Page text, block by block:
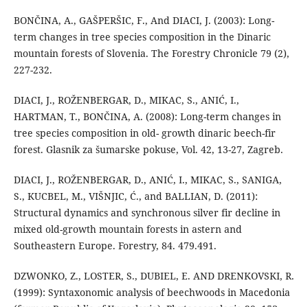
BONČINA, A., GAŠPERŠIC, F., And DIACI, J. (2003): Long-
term changes in tree species composition in the Dinaric
mountain forests of Slovenia. The Forestry Chronicle 79 (2),
227-232.
DIACI, J., ROŽENBERGAR, D., MIKAC, S., ANIĆ, I.,
HARTMAN, T., BONČINA, A. (2008): Long-term changes in
tree species composition in old- growth dinaric beech-fir
forest. Glasnik za šumarske pokuse, Vol. 42, 13-27, Zagreb.
DIACI, J., ROŽENBERGAR, D., ANIĆ, I., MIKAC, S., SANIGA,
S., KUCBEL, M., VIŠNJIC, Ć., and BALLIAN, D. (2011):
Structural dynamics and synchronous silver fir decline in
mixed old-growth mountain forests in astern and
Southeastern Europe. Forestry, 84. 479.491.
DZWONKO, Z., LOSTER, S., DUBIEL, E. AND DRENKOVSKI, R.
(1999): Syntaxonomic analysis of beechwoods in Macedonia